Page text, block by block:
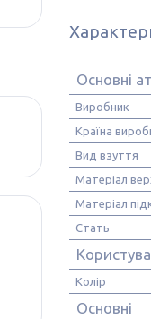
Основні
Виробник
Країна
Вид взуття
Матеріал
Матеріал
Стать
Колір
Основні